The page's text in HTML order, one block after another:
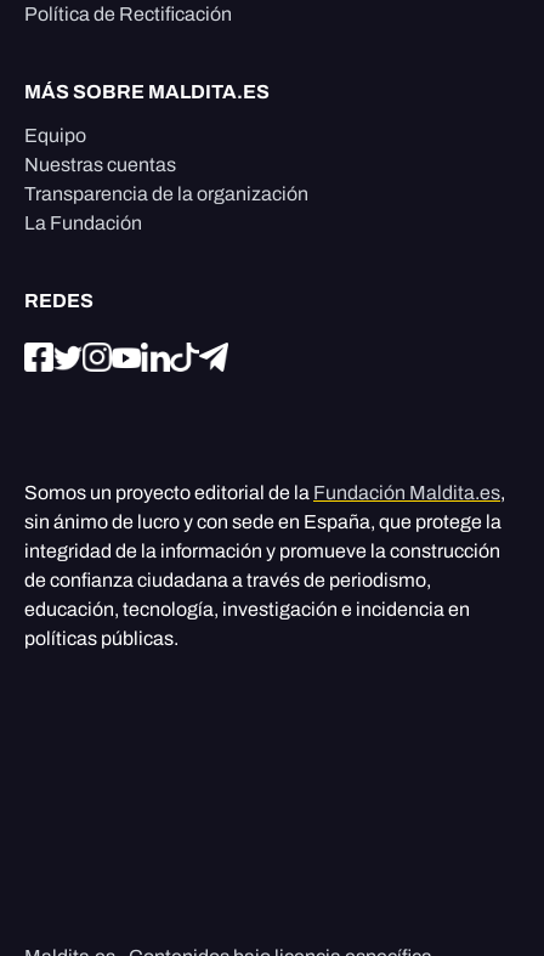
Política de Rectificación
MÁS SOBRE MALDITA.ES
Equipo
Nuestras cuentas
Transparencia de la organización
La Fundación
REDES
Somos un proyecto editorial de la Fundación Maldita.es,
sin ánimo de lucro y con sede en España, que protege la
integridad de la información y promueve la construcción
de confianza ciudadana a través de periodismo,
educación, tecnología, investigación e incidencia en
políticas públicas.